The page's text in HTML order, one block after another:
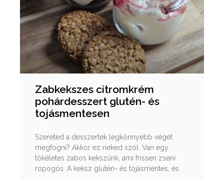
Zabkekszes citromkrém
pohárdesszert glutén- és
tojásmentesen
Szereted a desszertek legkönnyebb végét
megfogni? Akkor ez neked szól. Van egy
tökéletes zabos kekszünk, ami frissen zseni
ropogós. A keksz glutén- és tojásmentes, és